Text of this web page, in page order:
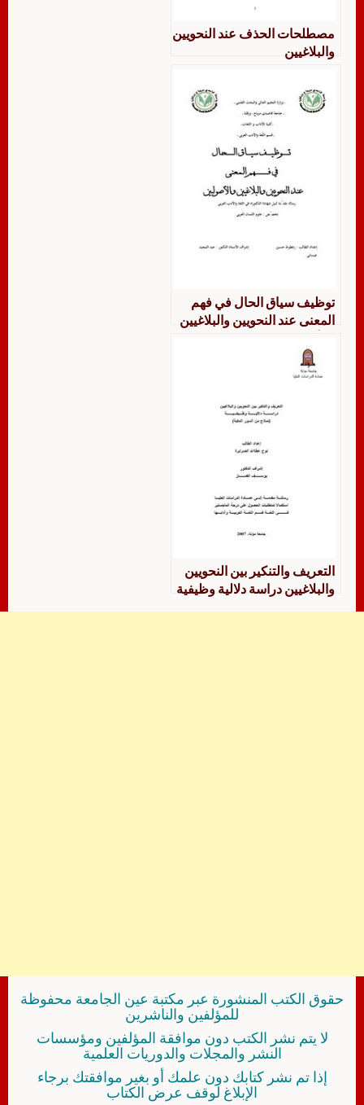
مصطلحات الحذف عند النحويين
والبلاغيين
توظيف سياق الحال في فهم
المعنى عند النحويين والبلاغيين
التعريف والتنكير بين النحويين
والبلاغيين دراسة دلالية وظيفية
حقوق الكتب المنشورة عبر مكتبة عين الجامعة محفوظة
للمؤلفين والناشرين
لا يتم نشر الكتب دون موافقة المؤلفين ومؤسسات
النشر والمجلات والدوريات العلمية
إذا تم نشر كتابك دون علمك أو بغير موافقتك برجاء
الإبلاغ لوقف عرض الكتاب